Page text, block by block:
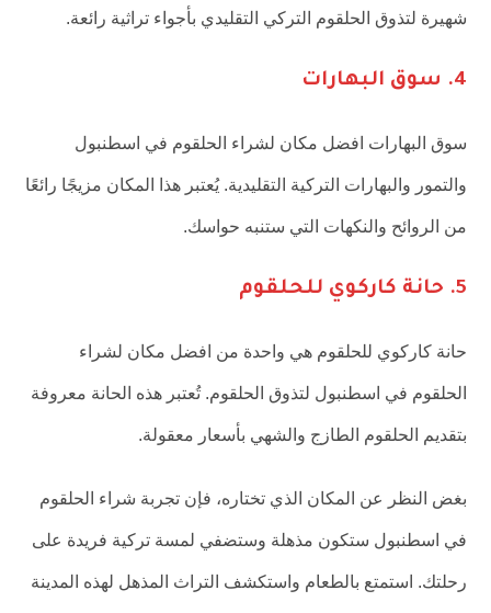
شهيرة لتذوق الحلقوم التركي التقليدي بأجواء تراثية رائعة.
4. سوق البهارات
سوق البهارات افضل مكان لشراء الحلقوم في اسطنبول
والتمور والبهارات التركية التقليدية. يُعتبر هذا المكان مزيجًا رائعًا
من الروائح والنكهات التي ستنبه حواسك.
5. حانة كاركوي للحلقوم
حانة كاركوي للحلقوم هي واحدة من افضل مكان لشراء
الحلقوم في اسطنبول لتذوق الحلقوم. تُعتبر هذه الحانة معروفة
بتقديم الحلقوم الطازج والشهي بأسعار معقولة.
بغض النظر عن المكان الذي تختاره، فإن تجربة شراء الحلقوم
في اسطنبول ستكون مذهلة وستضفي لمسة تركية فريدة على
رحلتك. استمتع بالطعام واستكشف التراث المذهل لهذه المدينة